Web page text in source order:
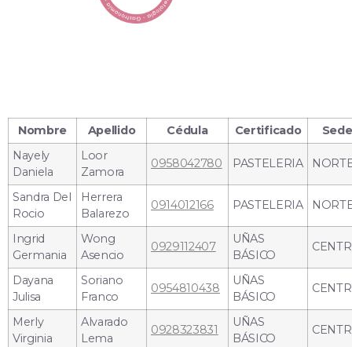
Nombre Apellido Cédula Certificado
Sede
Nayely
Daniela
Loor
Zamora
0958042780 PASTELERIA
Sandra Del
Rocio
Herrera
Balarezo
0914012166 PASTELERIA
Ingrid
Germania
Wong
Asencio
0929112407
UÑAS
BÁSICO
Dayana
Julisa
Soriano
Franco
0954810438
UÑAS
BÁSICO
Merly
Virginia
Alvarado
Lema
0928323831
UÑAS
BÁSICO